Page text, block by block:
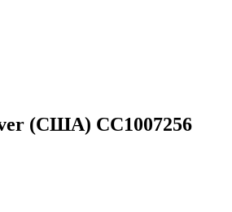
(США) CC1007256